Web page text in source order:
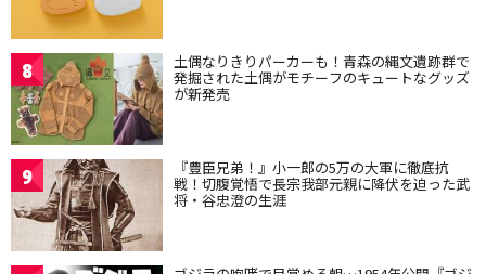
8 土偶なりきりパーカーも！青森の縄文遺跡群で
発掘された土偶がモチーフのキュートなグッズ
が新発売
9 『豊臣兄弟！』小一郎の5万の大軍に徹底抗
戦！切腹覚悟で長宗我部元親に降伏を迫った武
将・谷忠澄の生涯